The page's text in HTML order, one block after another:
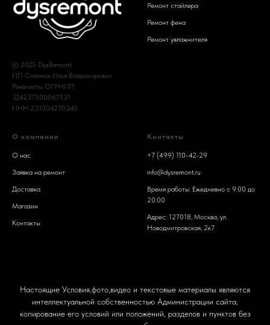
© 2025 DysRemont
ИП Солонин Илья Владимирович
Реквизиты ОГРНИП
324237500067531
ИНН 231004270340
Ремонт стайлера
Ремонт фена
Ремонт увлажнителя
О компании
О нас
Заявка на ремонт
Доставка
Магазин
Контакты
Контакты
+7 (499) 110-42-29
info@dysremont.ru
Время работы: Ежедневно с 9:00 до
20:00
Адрес: 127018, Москва, ул.
Новодмитровская, 2к7
Настоящие Условия,фото,видео и текстовые материалы являются
интеллектуальной собственностью Администрации сайта,
копирование его условий или положений, разделов и пунктов без